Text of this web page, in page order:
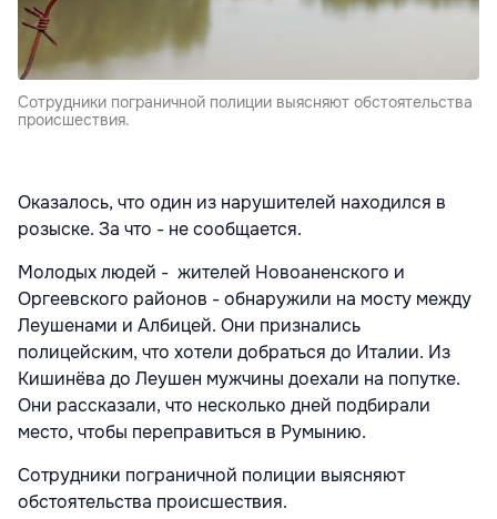
Сотрудники пограничной полиции выясняют обстоятельства
происшествия.
Оказалось, что один из нарушителей находился в
розыске. За что - не сообщается.
Молодых людей - жителей Новоаненского и
Оргеевского районов - обнаружили на мосту между
Леушенами и Албицей. Они признались
полицейским, что хотели добраться до Италии. Из
Кишинёва до Леушен мужчины доехали на попутке.
Они рассказали, что несколько дней подбирали
место, чтобы переправиться в Румынию.
Сотрудники пограничной полиции выясняют
обстоятельства происшествия.